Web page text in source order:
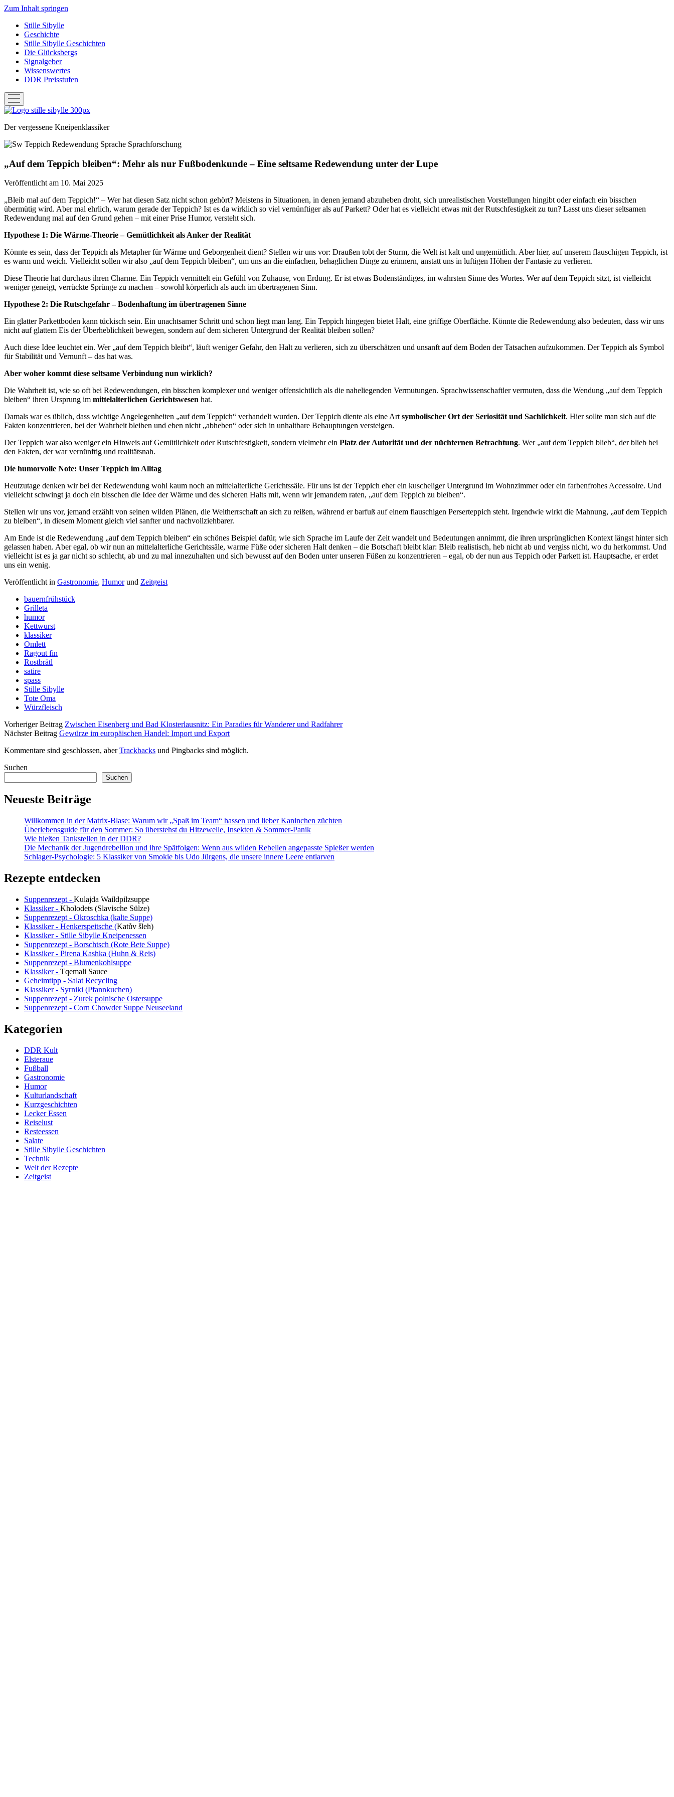
Zum Inhalt springen
Stille Sibylle
Geschichte
Stille Sibylle Geschichten
Die Glücksbergs
Signalgeber
Wissenswertes
DDR Preisstufen
Menü
öffnen
Stille
Der vergessene Kneipenklassiker
„Auf dem Teppich bleiben“: Mehr als nur Fußbodenkunde – Eine seltsame Redewendung unter der Lupe
Veröffentlicht am 10. Mai 2025
„Bleib mal auf dem Teppich!“ – Wer hat diesen Satz nicht schon gehört? Meistens in Situationen, in denen jemand abzuheben droht, sich unrealistischen Vorstellungen hingibt oder einfach ein bisschen
übermütig wird. Aber mal ehrlich, warum gerade der Teppich? Ist es da wirklich so viel vernünftiger als auf Parkett? Oder hat es vielleicht etwas mit der Rutschfestigkeit zu tun? Lasst uns dieser seltsamen
Redewendung mal auf den Grund gehen – mit einer Prise Humor, versteht sich.
Hypothese 1: Die Wärme-Theorie – Gemütlichkeit als Anker der Realität
Könnte es sein, dass der Teppich als Metapher für Wärme und Geborgenheit dient? Stellen wir uns vor: Draußen tobt der Sturm, die Welt ist kalt und ungemütlich. Aber hier, auf unserem flauschigen Teppich, ist
es warm und weich. Vielleicht sollen wir also „auf dem Teppich bleiben“, um uns an die einfachen, behaglichen Dinge zu erinnern, anstatt uns in luftigen Höhen der Fantasie zu verlieren.
Diese Theorie hat durchaus ihren Charme. Ein Teppich vermittelt ein Gefühl von Zuhause, von Erdung. Er ist etwas Bodenständiges, im wahrsten Sinne des Wortes. Wer auf dem Teppich sitzt, ist vielleicht
weniger geneigt, verrückte Sprünge zu machen – sowohl körperlich als auch im übertragenen Sinn.
Hypothese 2: Die Rutschgefahr – Bodenhaftung im übertragenen Sinne
Ein glatter Parkettboden kann tückisch sein. Ein unachtsamer Schritt und schon liegt man lang. Ein Teppich hingegen bietet Halt, eine griffige Oberfläche. Könnte die Redewendung also bedeuten, dass wir uns
nicht auf glattem Eis der Überheblichkeit bewegen, sondern auf dem sicheren Untergrund der Realität bleiben sollen?
Auch diese Idee leuchtet ein. Wer „auf dem Teppich bleibt“, läuft weniger Gefahr, den Halt zu verlieren, sich zu überschätzen und unsanft auf dem Boden der Tatsachen aufzukommen. Der Teppich als Symbol
für Stabilität und Vernunft – das hat was.
Aber woher kommt diese seltsame Verbindung nun wirklich?
Die Wahrheit ist, wie so oft bei Redewendungen, ein bisschen komplexer und weniger offensichtlich als die naheliegenden Vermutungen. Sprachwissenschaftler vermuten, dass die Wendung „auf dem Teppich
bleiben“ ihren Ursprung im mittelalterlichen Gerichtswesen hat.
Damals war es üblich, dass wichtige Angelegenheiten „auf dem Teppich“ verhandelt wurden. Der Teppich diente als eine Artsymbolischer Ort der Seriosität und Sachlichkeit. Hier sollte man sich auf die
Fakten konzentrieren, bei der Wahrheit bleiben und eben nicht „abheben“ oder sich in unhaltbare Behauptungen versteigen.
Der Teppich war also weniger ein Hinweis auf Gemütlichkeit oder Rutschfestigkeit, sondern vielmehr ein Platz der Autorität und der nüchternen Betrachtung. Wer „auf dem Teppich blieb“, der blieb bei
den Fakten, der war vernünftig und realitätsnah.
Die humorvolle Note: Unser Teppich im Alltag
Heutzutage denken wir bei der Redewendung wohl kaum noch an mittelalterliche Gerichtssäle. Für uns ist der Teppich eher ein kuscheliger Untergrund im Wohnzimmer oder ein farbenfrohes Accessoire. Und
vielleicht schwingt ja doch ein bisschen die Idee der Wärme und des sicheren Halts mit, wenn wir jemandem raten, „auf dem Teppich zu bleiben“.
Stellen wir uns vor, jemand erzählt von seinen wilden Plänen, die Weltherrschaft an sich zu reißen, während er barfuß auf einem flauschigen Perserteppich steht. Irgendwie wirkt die Mahnung, „auf dem Teppich
zu bleiben“, in diesem Moment gleich viel sanfter und nachvollziehbarer.
Am Ende ist die Redewendung „auf dem Teppich bleiben“ ein schönes Beispiel dafür, wie sich Sprache im Laufe der Zeit wandelt und Bedeutungen annimmt, die ihren ursprünglichen Kontext längst hinter sich
gelassen haben. Aber egal, ob wir nun an mittelalterliche Gerichtssäle, warme Füße oder sicheren Halt denken – die Botschaft bleibt klar: Bleib realistisch, heb nicht ab und vergiss nicht, wo du herkommst. Und
vielleicht ist es ja gar nicht so schlecht, ab und zu mal innezuhalten und sich bewusst auf den Boden unter unseren Füßen zu konzentrieren – egal, ob der nun aus Teppich oder Parkett ist. Hauptsache, er erdet
uns ein wenig.
Veröffentlicht in Gastronomie, Humorund Zeitgeist
bauernfrühstück
Grilleta
humor
Kettwurst
klassiker
Omlett
Ragout fin
Rostbrätl
satire
spass
Stille Sibylle
Tote Oma
Würzfleisch
Vorheriger Beitrag Zwischen Eisenberg und Bad Klosterlausnitz: Ein Paradies für Wanderer und Radfahrer
Nächster Beitrag Gewürze im europäischen Handel: Import und Export
Kommentare sind geschlossen, aberTrackbacks und Pingbacks sind möglich.
Sidebar
Suchen
Suchen
Neueste Beiträge
Willkommen in der Matrix-Blase: Warum wir „Spaß im Team“ hassen und lieber Kaninchen züchten
Überlebensguide für den Sommer: So überstehst du Hitzewelle, Insekten & Sommer-Panik
Wie hießen Tankstellen in der DDR?
Die Mechanik der Jugendrebellion und ihre Spätfolgen: Wenn aus wilden Rebellen angepasste Spießer werden
Schlager-Psychologie: 5 Klassiker von Smokie bis Udo Jürgens, die unsere innere Leere entlarven
Rezepte entdecken
Suppenrezept - Kulajda Waildpilzsuppe
Klassiker - Kholodets (Slavische Sülze)
Suppenrezept - Okroschka (kalte Suppe)
Klassiker - Henkerspeitsche (Katův šleh)
Klassiker - Stille Sibylle Kneipenessen
Suppenrezept - Borschtsch (Rote Bete Suppe)
Klassiker - Pirena Kashka (Huhn & Reis)
Suppenrezept - Blumenkohlsuppe
Klassiker - Tqemali Sauce
Geheimtipp - Salat Recycling
Klassiker - Syrniki (Pfannkuchen)
Suppenrezept - Zurek polnische Ostersuppe
Suppenrezept - Corn Chowder Suppe Neuseeland
Kategorien
DDR Kult
Elsteraue
Fußball
Gastronomie
Humor
Kulturlandschaft
Kurzgeschichten
Lecker Essen
Reiselust
Resteessen
Salate
Stille Sibylle Geschichten
Technik
Welt der Rezepte
Zeitgeist